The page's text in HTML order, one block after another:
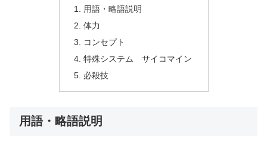
用語・略語説明
体力
コンセプト
特殊システム サイコマイン
必殺技
用語・略語説明